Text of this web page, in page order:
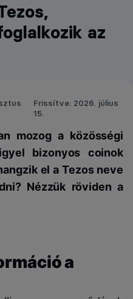
az
Frissítve: 2026. július
15.
mozog a közösségi
bizonyos coinok
el a Tezos neve
Nézzük röviden a
a